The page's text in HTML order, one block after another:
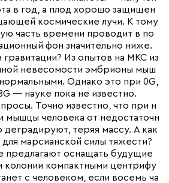
в год, а плод хорошо защищен
космические лучи. К тому
часть времени проводит в по
фон значительно ниже.
Из опытов на МКС из
невесомости эмбрионы мыш
Однако это при 0G,
— науке пока не известно.
Точно известно, что при н
мышцы человека от недостаточн
деградируют, теряя массу. А как
марсианской силы тяжести?
предлагают оснащать будущие
колонии компактными центрифу
с человеком, если восемь ча